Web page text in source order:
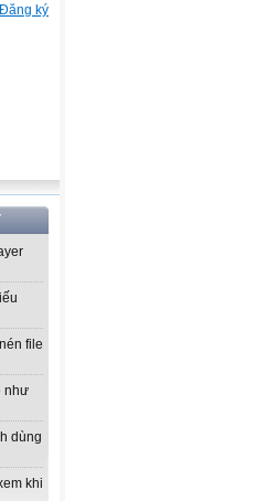
ký
file
như
dùng
khi